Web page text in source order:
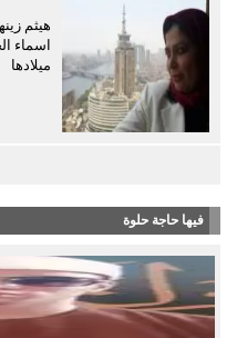
هيثم
اسماء
ميلادها
فيها حاجة حلوة